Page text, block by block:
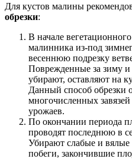
Для кустов малины
обрезки:
В начале
малинника из-под
весеннюю подрезку
Поврежденные за зиму
убирают, оставляют на
Данный способ обрезки
многочисленных
урожаев.
По окончании периода
проводят последнюю в
Убирают слабые и вялые
побеги, закончившие